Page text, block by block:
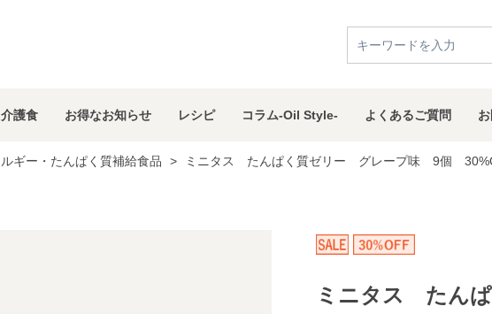
介護食 お得なお知らせ レシピ コラム-Oil Style- よくあるご質問
ギー・たんぱく質補給食品 > ミニタス たんぱく質ゼリー グレープ味 9個
ミニタス たん